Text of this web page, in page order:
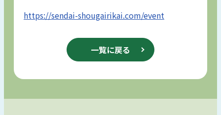
https://sendai-shougairikai.com/event
一覧に戻る